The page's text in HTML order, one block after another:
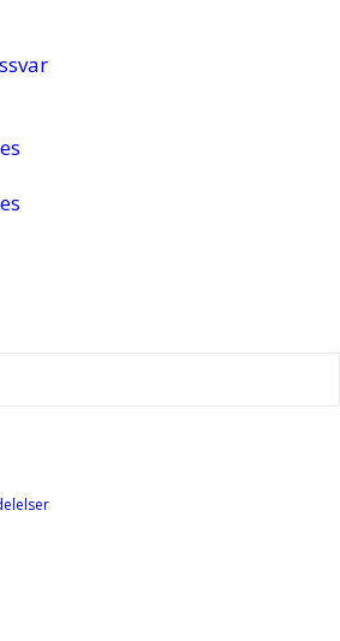
kræver en 360 graders
og robusthed for at sikre,
om alle relevante